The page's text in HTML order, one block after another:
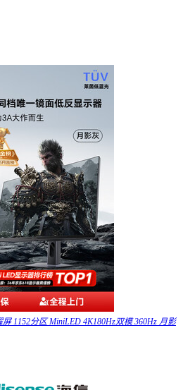
1152分区 MiniLED 4K180Hz双模 360Hz 月影